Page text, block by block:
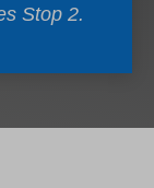
Stop 2.